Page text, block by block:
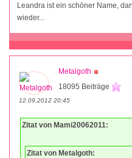
Leandra ist ein schöner Name,
wieder...
Metalgoth
18095 Beiträge
12.09.2012 20:45
Zitat von Mami20062011:
Zitat von Metalgoth: